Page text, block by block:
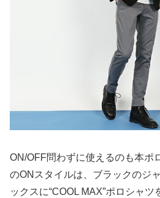
ON/OFF問わずに使えるのも本ポ
のONスタイルは、ブラックのジ
ックスに“COOL MAX”ポロシャ